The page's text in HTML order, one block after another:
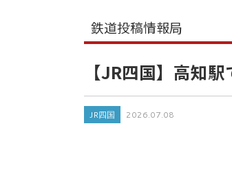
鉄道投稿情報局
【JR四国】高知
JR四国 2026.07.08